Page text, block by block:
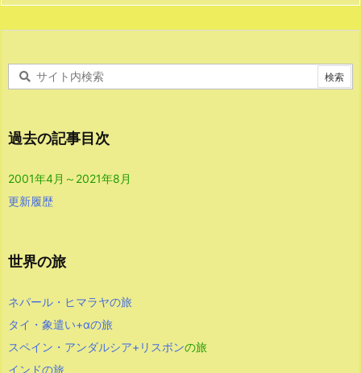
過去の記事目次
2001年4月～2021年8月
更新履歴
世界の旅
ネパール・ヒマラヤの旅
タイ・象遣い+αの旅
スペイン・アンダルシア+リスボンの旅
インドの旅